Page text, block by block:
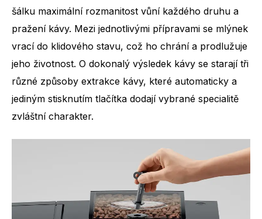
Počet specialit13
šálku maximální rozmanitost vůní každého druhu a
pražení kávy. Mezi jednotlivými přípravami se mlýnek
vrací do klidového stavu, což ho chrání a prodlužuje
jeho životnost. O dokonalý výsledek kávy se starají tři
různé způsoby extrakce kávy, které automaticky a
jediným stisknutím tlačítka dodají vybrané specialitě
zvláštní charakter.